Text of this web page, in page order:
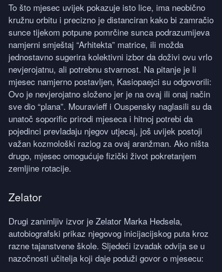
To što mjesec uvijek pokazuje isto lice, ima neobično
kružnu orbitu i precizno je distanciran kako bi zamračio
sunce tijekom potpune pomrčine sunca podrazumijeva
namjerni smještaj “Arhitekta” matrice, ili možda
jednostavno sugerira kolektivni izbor da doživi ovu vrlo
nevjerojatnu, ali potrebnu stvarnost. Na pitanje je li
mjesec namjerno postavljen, Kasiopaejci su odgovorili:
Ovo je nevjerojatno složeno jer je na ovaj ili onaj način
sve dio “plana”. Mouravieff i Ouspensky naglasili su da
unatoč soporific prirodi mjeseca i hitnoj potrebi da
pojedinci prevladaju njegov utjecaj, još uvijek postoji
važan kozmološki razlog za ovaj aranžman. Ako ništa
drugo, mjesec omogućuje fizički život pokretanjem
zemljine rotacije.
Zelator
Drugi zanimljiv izvor je Zelator Marka Hedsela,
autobiografski prikaz njegovog inicijacijskog puta kroz
razne tajanstvene škole. Sljedeći izvadak odvija se u
nazočnosti učitelja koji daje poduži govor o mjesecu: